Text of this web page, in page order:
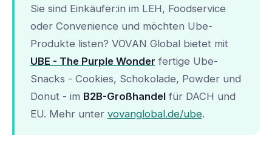
Sie sind Einkäufer:in im LEH, Foodservice
oder Convenience und möchten Ube-
Produkte listen? VOVAN Global bietet mit
UBE - The Purple Wonder fertige Ube-
Snacks - Cookies, Schokolade, Powder und
Donut - im B2B-Großhandelfür DACH und
EU. Mehr unter vovanglobal.de/ube.